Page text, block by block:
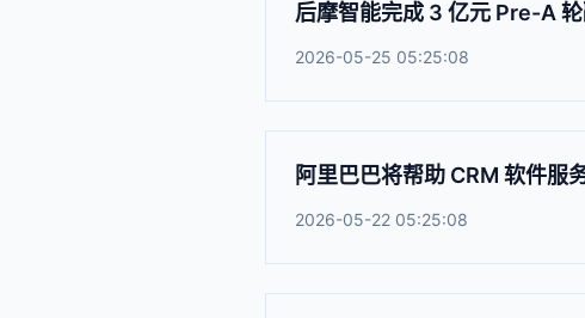
后摩智能完成 3 亿元 Pre-A
2026-05-25 05:25:08
阿里巴巴将帮助 CRM 软件
2026-05-22 05:25:08